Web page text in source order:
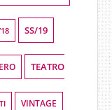
SS/19
TEATRO
VINTAGE